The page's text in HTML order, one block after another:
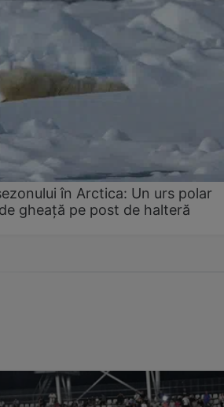
în Arctica: Un urs polar
gheață pe post de halteră